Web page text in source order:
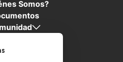
Somos?